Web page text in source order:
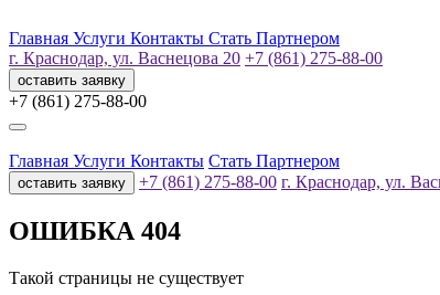
Главная Услуги Контакты Стать Партнером
г. Краснодар, ул. Васнецова 20 +7 (861) 275-88-00
оставить заявку
+7 (861) 275-88-00
Главная Услуги Контакты Стать Партнером
оставить заявку +7 (861) 275-88-00 г. Краснодар, ул.
ОШИБКА 404
Такой страницы не существует